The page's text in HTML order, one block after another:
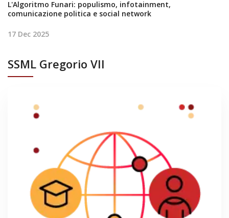
L'Algoritmo Funari: populismo, infotainment,
comunicazione politica e social network
17 Dec 2025
SSML Gregorio VII